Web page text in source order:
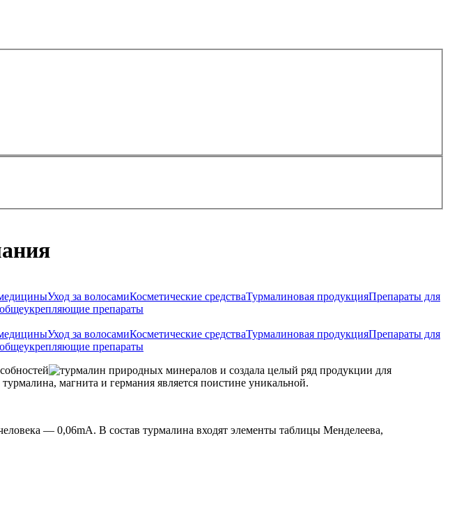
Уход за волосамиКосметические средстваТурмалиновая продукцияПрепараты для
препараты
Уход за волосамиКосметические средстваТурмалиновая продукцияПрепараты для
препараты
природных минералов и создала целый ряд продукции для
магнита и германия является поистине уникальной.
— 0,06mA. В состав турмалина входят элементы таблицы Менделеева,